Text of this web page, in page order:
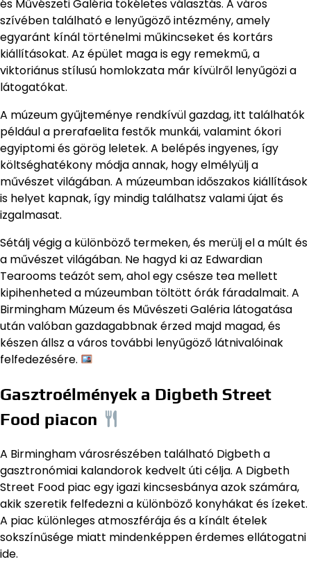
és Művészeti Galéria tökéletes választás. A város
szívében található e lenyűgöző intézmény, amely
egyaránt kínál történelmi műkincseket és kortárs
kiállításokat. Az épület maga is egy remekmű, a
viktoriánus stílusú homlokzata már kívülről lenyűgözi a
látogatókat.
A múzeum gyűjteménye rendkívül gazdag, itt találhatók
például a prerafaelita festők munkái, valamint ókori
egyiptomi és görög leletek. A belépés ingyenes, így
költséghatékony módja annak, hogy elmélyülj a
művészet világában. A múzeumban időszakos kiállítások
is helyet kapnak, így mindig találhatsz valami újat és
izgalmasat.
Sétálj végig a különböző termeken, és merülj el a múlt és
a művészet világában. Ne hagyd ki az Edwardian
Tearooms teázót sem, ahol egy csésze tea mellett
kipihenheted a múzeumban töltött órák fáradalmait. A
Birmingham Múzeum és Művészeti Galéria látogatása
után valóban gazdagabbnak érzed majd magad, és
készen állsz a város további lenyűgöző látnivalóinak
felfedezésére.
Gasztroélmények a Digbeth Street
Food piacon
A Birmingham városrészében található Digbeth a
gasztronómiai kalandorok kedvelt úti célja. A Digbeth
Street Food piac egy igazi kincsesbánya azok számára,
akik szeretik felfedezni a különböző konyhákat és ízeket.
A piac különleges atmoszférája és a kínált ételek
sokszínűsége miatt mindenképpen érdemes ellátogatni
ide.